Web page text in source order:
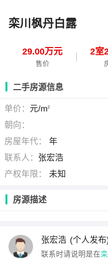
栾川枫丹白露
29.00万元
售价
2室
二手房源信息
单价： 元/m2
朝向：
房屋年代：
年
联系人： 张宏浩
产权年限：
未知
房源描述
张宏浩 (个人发布
联系时请说明是在